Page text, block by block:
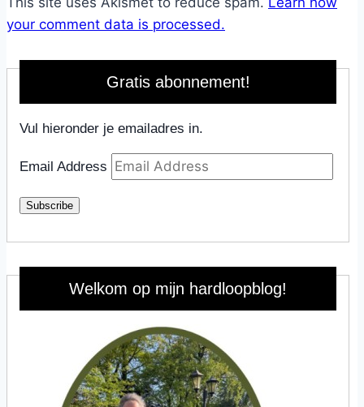
your comment data is processed.
Gratis abonnement!
Vul hieronder je emailadres in.
Email Address
Subscribe
Welkom op mijn hardloopblog!